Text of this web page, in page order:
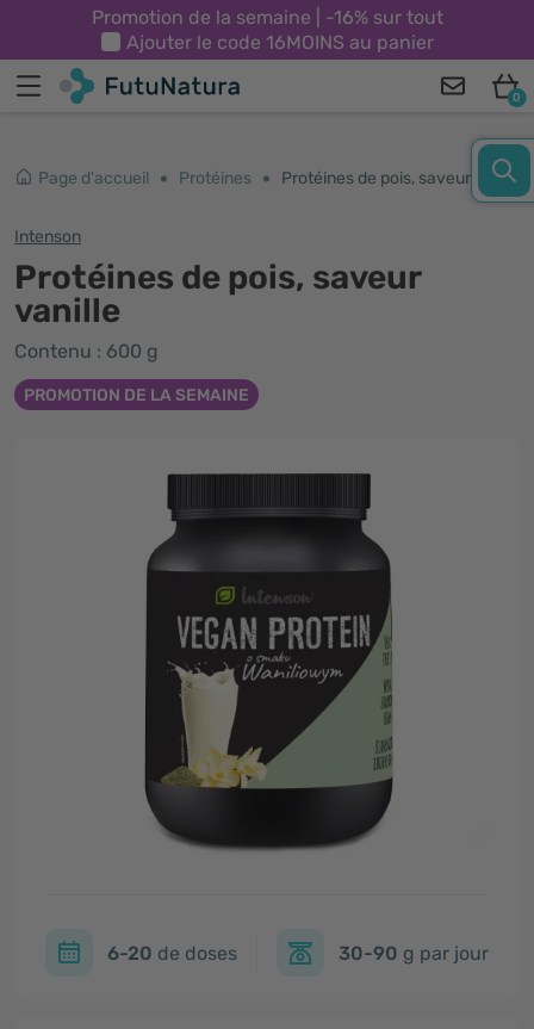
Promotion de la semaine | -16% sur tout
Ajouter le code 16MOINS au panier
0
Page d'accueil Protéines
Intenson
Protéines de pois, saveur
vanille
Contenu : 600 g
PROMOTION DE LA SEMAINE
6-20 de doses 30-90 g par jour